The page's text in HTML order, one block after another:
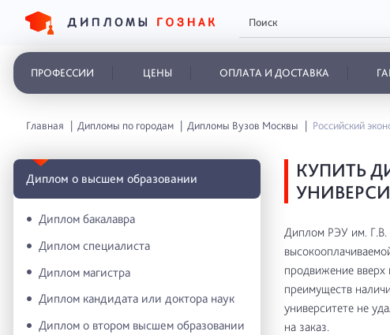
ПРОФЕССИИ ЦЕНЫ ОПЛАТА И ДОСТАВКА
Главная Дипломы по городам Дипломы Вузов Москвы Российский
Диплом о высшем образовании
Диплом бакалавра
Диплом специалиста
Диплом магистра
Диплом кандидата или доктора наук
Диплом о втором высшем образовании
КУПИТЬ
Диплом РЭУ им. Г.В.
продвижение вверх
преимуществ
университете не
на заказ.